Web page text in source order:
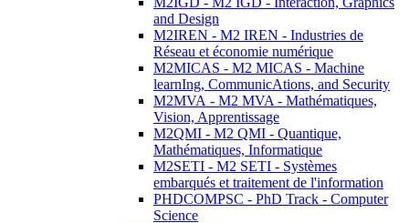
and Design
M2IREN - M2 IREN - Industries de
Réseau et économie numérique
M2MICAS - M2 MICAS - Machine
learnIng, CommunicAtions, and Security
M2MVA - M2 MVA - Mathématiques,
Vision, Apprentissage
M2QMI - M2 QMI - Quantique,
Mathématiques, Informatique
M2SETI - M2 SETI - Systèmes
embarqués et traitement de l'information
PHDCOMPSC - PhD Track - Computer
Science